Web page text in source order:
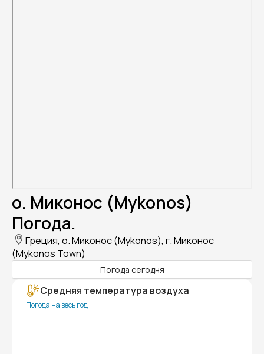
о. Миконос (Mykonos)
Погода.
Греция, о. Миконос (Mykonos), г. Миконос
(Mykonos Town)
Погода сегодня
Средняя температура воздуха
Погода на весь год